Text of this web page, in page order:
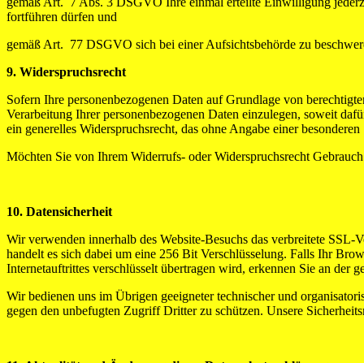
fortführen dürfen und
gemäß Art. 77 DSGVO sich bei einer Aufsichtsbehörde zu
9. Widerspruchsrecht
Sofern Ihre personenbezogenen Daten auf Grundlage von
Verarbeitung Ihrer personenbezogenen Daten einzulegen, soweit
ein generelles Widerspruchsrecht, das ohne Angabe einer
Möchten Sie von Ihrem Widerrufs- oder Widerspruchsrecht
10. Datensicherheit
Wir verwenden innerhalb des Website-Besuchs das verbreitete
handelt es sich dabei um eine 256 Bit Verschlüsselung. Falls Ihr
Internetauftrittes verschlüsselt übertragen wird, erkennen Sie an der
Wir bedienen uns im Übrigen geeigneter technischer und
gegen den unbefugten Zugriff Dritter zu schützen. Unsere